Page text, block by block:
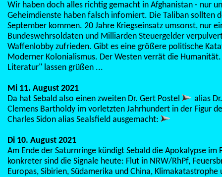
Wir haben doch alles richtig gemacht in Afghanistan - nur
Geheimdienste haben falsch infomiert. Die Taliban sollten
September kommen. 20 Jahre Kriegseinsatz umsonst, nur
Bundeswehrsoldaten und Milliarden Steuergelder
Waffenlobby zufrieden. Gibt es eine größere politische
Moderner Kolonialismus. Der Westen verrät die
Literatur" lassen grüßen ...
Mi 11. August 2021
Da hat Sebald also einen zweiten Dr. Gert Postel
alias
Clemens Bartholdy im vorletzten Jahrhundert in der Figur
Charles Sidon alias Sealsfield ausgemacht:
Di 10. August 2021
Am Ende der Saturnringe kündigt Sebald die Apokalypse im
konkreter sind die Signale heute: Flut in NRW/RhPf,
Europas, Sibirien, Südamerika und China,